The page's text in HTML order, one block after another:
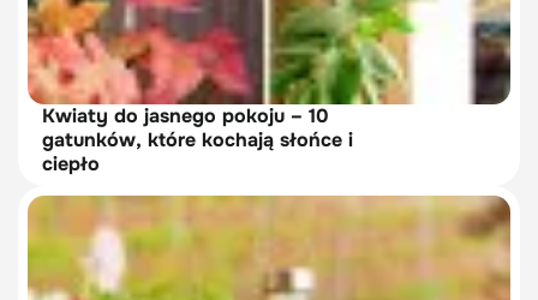
Kwiaty do jasnego pokoju – 10
gatunków, które kochają słońce i
ciepło